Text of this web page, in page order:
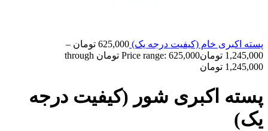
پسته اکبری خام (کیفیت درجه یک) 625,000 تومان –
1,245,000 تومان
Price range: 625,000 تومان through
1,245,000 تومان
پسته اکبری شور (کیفیت درجه
یک)